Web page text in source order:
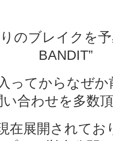
のブレイクを
BANDIT”
ってからなぜ
合わせを多数
在展開されて